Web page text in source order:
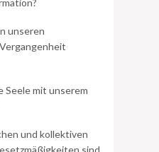
unseren
Seele mit unserem
und kollektiven
sind